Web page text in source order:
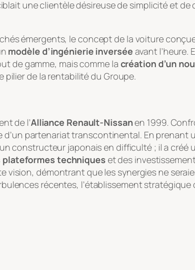
une clientèle désireuse de simplicité et de
émergents, le concept de la voiture
modèle d’ingénierie inversée avant l’heure.
de gamme, mais comme la création d’un
pilier de la rentabilité du Groupe.
de l’Alliance Renault-Nissanen 1999.
d’un partenariat transcontinental. En prenant
constructeur japonais en difficulté ; il a créé
techniques et des
démontrant que les synergies ne
récentes, l’établissement stratégique